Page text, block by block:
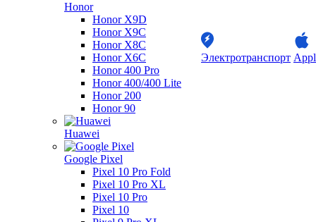
Honor
Honor X9D
Honor X9C
Honor X8C
Honor X6C
Honor 400 Pro
Honor 400/400 Lite
Honor 200
Honor 90
Huawei
Google Pixel
Pixel 10 Pro Fold
Pixel 10 Pro XL
Pixel 10 Pro
Pixel 10
Электротранспорт